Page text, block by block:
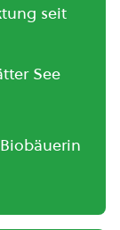
seit
See